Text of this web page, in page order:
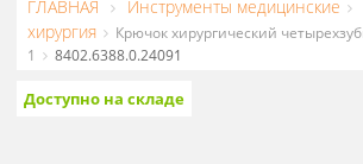
ГЛАВНАЯ Инструменты
хирургия
1 8402.6388.0.24091